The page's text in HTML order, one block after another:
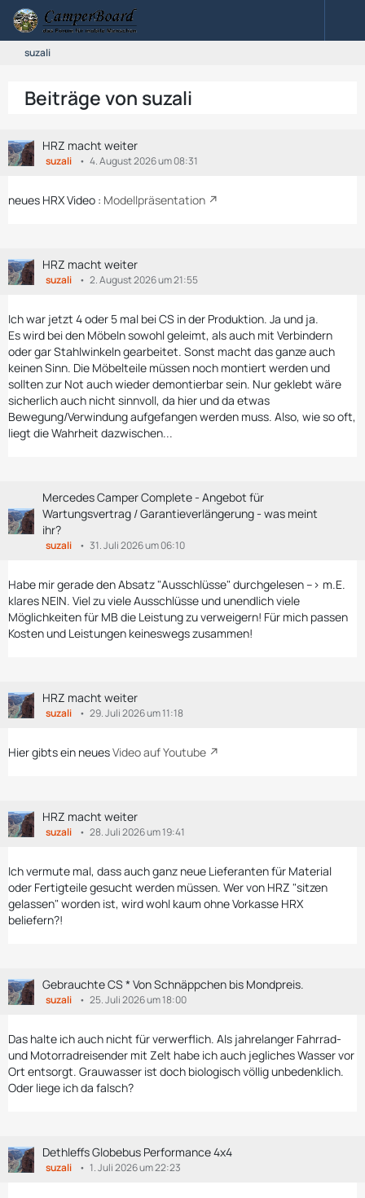
suzali
Beiträge von suzali
HRZ macht weiter
suzali 4. August 2026 um 08:31
neues HRX Video : Modellpräsentation
HRZ macht weiter
suzali 2. August 2026 um 21:55
Ich war jetzt 4 oder 5 mal bei CS in der Produktion. Ja und ja.
Es wird bei den Möbeln sowohl geleimt, als auch mit Verbindern
oder gar Stahlwinkeln gearbeitet. Sonst macht das ganze auch
keinen Sinn. Die Möbelteile müssen noch montiert werden und
sollten zur Not auch wieder demontierbar sein. Nur geklebt wäre
sicherlich auch nicht sinnvoll, da hier und da etwas
Bewegung/Verwindung aufgefangen werden muss. Also, wie so oft,
liegt die Wahrheit dazwischen...
Mercedes Camper Complete - Angebot für
Wartungsvertrag / Garantieverlängerung - was meint
ihr?
suzali 31. Juli 2026 um 06:10
Habe mir gerade den Absatz "Ausschlüsse" durchgelesen --> m.E.
klares NEIN. Viel zu viele Ausschlüsse und unendlich viele
Möglichkeiten für MB die Leistung zu verweigern! Für mich passen
Kosten und Leistungen keineswegs zusammen!
HRZ macht weiter
suzali 29. Juli 2026 um 11:18
Hier gibts ein neuesVideo auf Youtube
HRZ macht weiter
suzali 28. Juli 2026 um 19:41
Ich vermute mal, dass auch ganz neue Lieferanten für Material
oder Fertigteile gesucht werden müssen. Wer von HRZ "sitzen
gelassen" worden ist, wird wohl kaum ohne Vorkasse HRX
beliefern?!
Gebrauchte CS * Von Schnäppchen bis Mondpreis.
suzali 25. Juli 2026 um 18:00
Das halte ich auch nicht für verwerflich. Als jahrelanger Fahrrad-
und Motorradreisender mit Zelt habe ich auch jegliches Wasser vor
Ort entsorgt. Grauwasser ist doch biologisch völlig unbedenklich.
Oder liege ich da falsch?
Dethleffs Globebus Performance 4x4
suzali 1. Juli 2026 um 22:23